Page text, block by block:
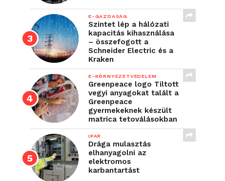
E-GAZDASÁG
Szintet lép a hálózati
kapacitás kihasználása
– összefogott a
Schneider Electric és a
Kraken
E-KÖRNYEZETVÉDELEM
Greenpeace logo Tiltott
vegyi anyagokat talált a
Greenpeace
gyermekeknek készült
matrica tetoválásokban
IPAR
Drága mulasztás
elhanyagolni az
elektromos
karbantartást